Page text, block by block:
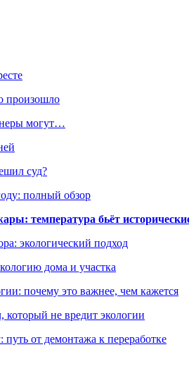
произошло
могут…
суд?
полный обзор
температура бьёт
экологический подход
дома и участка
почему это важнее, чем кажется
не вредит экологии
от демонтажа к переработке